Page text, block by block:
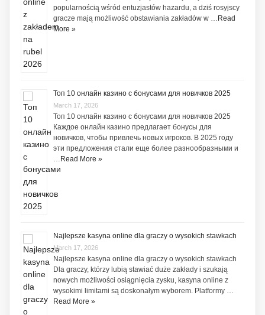
popularnością wśród entuzjastów hazardu, a dziś rosyjscy
gracze mają możliwość obstawiania zakładów w … Read
More »
Топ 10 онлайн казино с бонусами для новичков 2025
March 17, 2026
Топ 10 онлайн казино с бонусами для новичков 2025
Каждое онлайн казино предлагает бонусы для
новичков, чтобы привлечь новых игроков. В 2025 году
эти предложения стали еще более разнообразными и
… Read More »
Najlepsze kasyna online dla graczy o wysokich stawkach
March 17, 2026
Najlepsze kasyna online dla graczy o wysokich stawkach
Dla graczy, którzy lubią stawiać duże zakłady i szukają
nowych możliwości osiągnięcia zysku, kasyna online z
wysokimi limitami są doskonałym wyborem. Platformy …
Read More »